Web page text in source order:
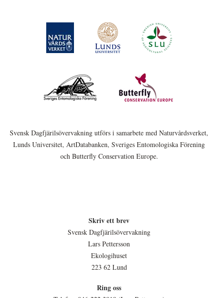
Svensk Dagfjärilsövervakning utförs i samarbete med Naturvårdsverket,
Lunds Universitet, ArtDatabanken, Sveriges Entomologiska Förening
och Butterfly Conservation Europe.
Skriv ett brev
Svensk Dagfjärilsövervakning
Lars Pettersson
Ekologihuset
223 62 Lund
Ring oss